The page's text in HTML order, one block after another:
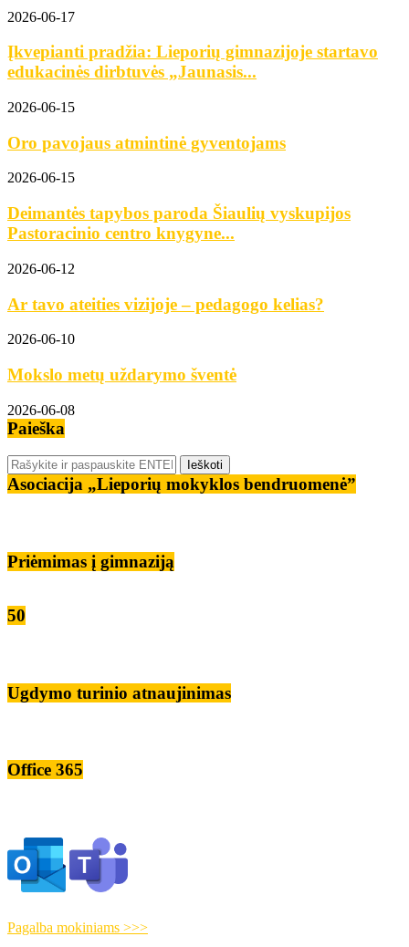
2026-06-17
Įkvepianti pradžia: Lieporių gimnazijoje startavo
edukacinės dirbtuvės „Jaunasis...
2026-06-15
Oro pavojaus atmintinė gyventojams
2026-06-15
Deimantės tapybos paroda Šiaulių vyskupijos
Pastoracinio centro knygyne...
2026-06-12
Ar tavo ateities vizijoje – pedagogo kelias?
2026-06-10
Mokslo metų uždarymo šventė
2026-06-08
Paieška
Asociacija „Lieporių mokyklos bendruomenė”
Priėmimas į gimnaziją
50
Ugdymo turinio atnaujinimas
Office 365
Pagalba mokiniams >>>